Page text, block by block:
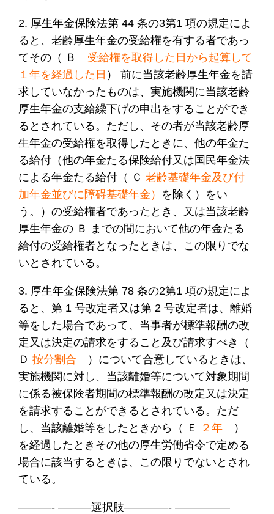
2. 厚生年金保険法第 44 条の3第1 項の規定によ
ると、老齢厚生年金の受給権を有する者であっ
てその（ Ｂ 受給権を取得した日から起算して
１年を経過した日 ） 前に当該老齢厚生年金を請
求していなかったものは、実施機関に当該老齢
厚生年金の支給繰下げの申出をすることができ
るとされている。ただし、その者が当該老齢厚
生年金の受給権を取得したときに、他の年金た
る給付（他の年金たる保険給付又は国民年金法
による年金たる給付（ Ｃ老齢基礎年金及び付
加年金並びに障碍基礎年金） を除く）をい
う。）の受給権者であったとき、又は当該老齢
厚生年金の Ｂ までの間において他の年金たる
給付の受給権者となったときは、この限りでな
いとされている。
3. 厚生年金保険法第 78 条の2第1 項の規定によ
ると、第 1 号改定者又は第 2 号改定者は、離婚
等をした場合であって、当事者が標準報酬の改
定又は決定の請求をすること及び請求すべき（
Ｄ 按分割合 ）について合意しているときは、
実施機関に対し、当該離婚等について対象期間
に係る被保険者期間の標準報酬の改定又は決定
を請求することができるとされている。ただ
し、当該離婚等をしたときから（ Ｅ
２年 ）
を経過したときその他の厚生労働省令で定める
場合に該当するときは、この限りでないとされ
ている。
———- ———選択肢————- —————